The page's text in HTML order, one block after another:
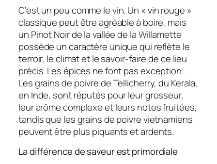
C’est un peu comme le vin. Un « vin rouge »
classique peut être agréable à boire, mais
un Pinot Noir de la vallée de la Willamette
possède un caractère unique qui reflète le
terroir, le climat et le savoir-faire de ce lieu
précis. Les épices ne font pas exception.
Les grains de poivre de Tellicherry, du Kerala,
en Inde, sont réputés pour leur grosseur,
leur arôme complexe et leurs notes fruitées,
tandis que les grains de poivre vietnamiens
peuvent être plus piquants et ardents.
La différence de saveur est primordiale